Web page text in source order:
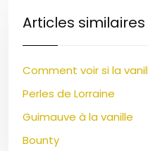
Articles similaires
Comment voir si la
Perles de Lorraine
Guimauve à la vanille
Bounty